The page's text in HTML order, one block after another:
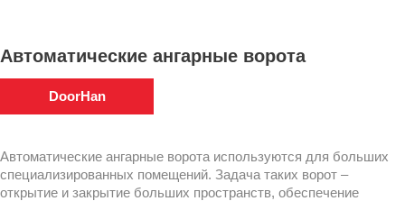
Автоматические ангарные ворота
DoorHan
Автоматические ангарные ворота используются для больших
специализированных помещений. Задача таких ворот –
открытие и закрытие больших пространств, обеспечение